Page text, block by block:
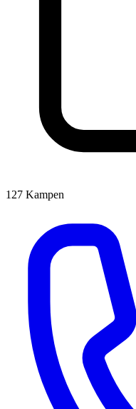
127 Kampen